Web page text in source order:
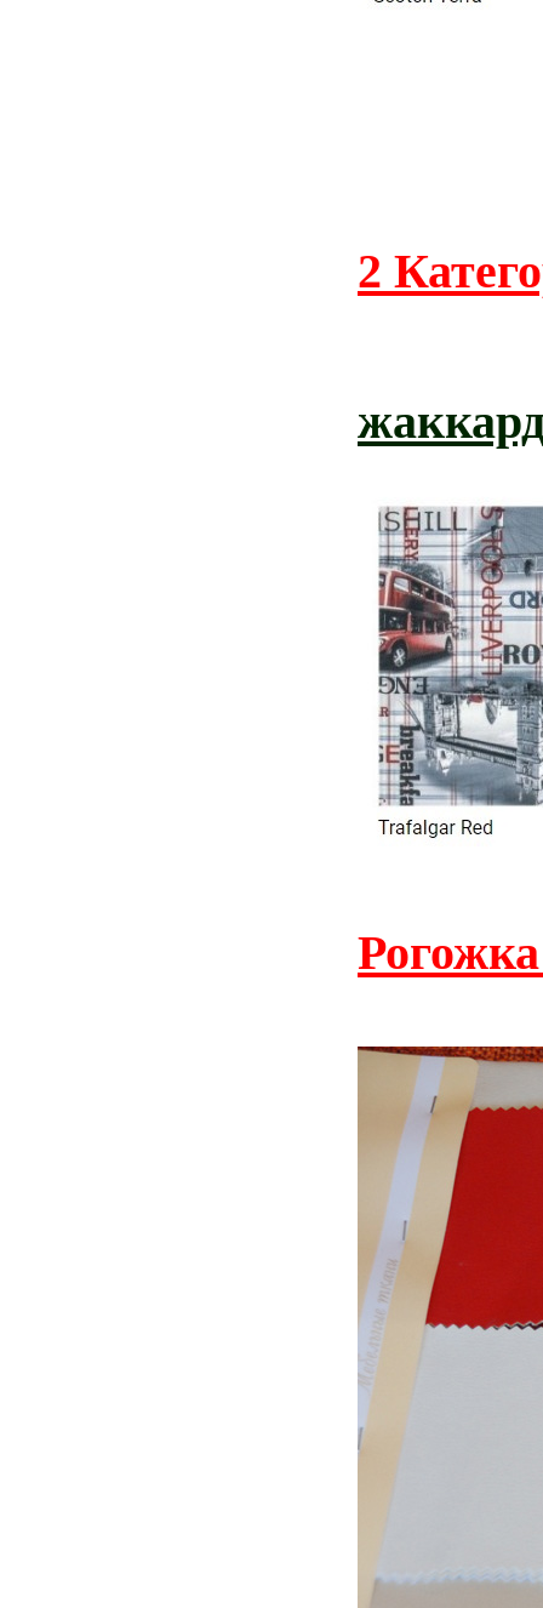
2